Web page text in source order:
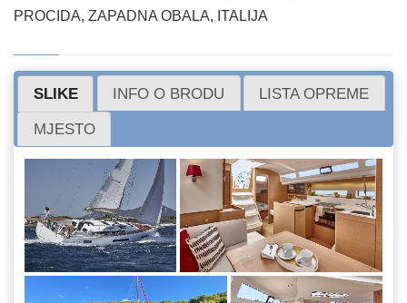
PROCIDA, ZAPADNA OBALA, ITALIJA
SLIKE INFO O BRODU LISTA OPREME
MJESTO